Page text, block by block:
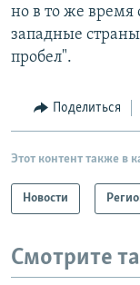
но в то же время
западные
пробел".
Поделиться
Этот контент также в
Новости
Смотрите